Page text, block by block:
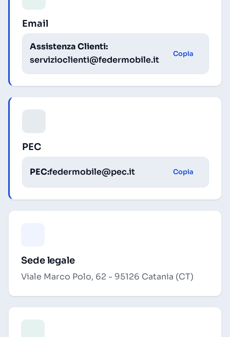
Email
Assistenza Clienti:
servizioclienti@federmobile.it
Copia
PEC
PEC:federmobile@pec.it Copia
Sede legale
Viale Marco Polo, 62 - 95126 Catania (CT)